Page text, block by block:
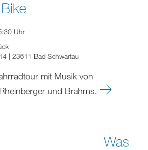
Uhr
| 23611 Bad Schwartau
mit Musik von
und Brahms.
Was